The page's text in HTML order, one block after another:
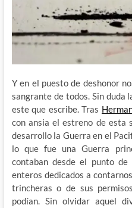
Y en el puesto de deshonor
sangrante de todos. Sin duda
este que escribe. Tras
con ansia el estreno de esta
desarrollo la Guerra en el
lo que fue una Guerra
contaban desde el punto
enteros dedicados a
trincheras o de sus
podían. Sin olvidar aquel